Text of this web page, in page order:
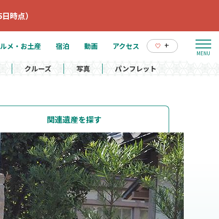
時点）
メ・お土産 宿泊 動画 アクセス +
クルーズ 写真 パンフレット
関連遺産を探す